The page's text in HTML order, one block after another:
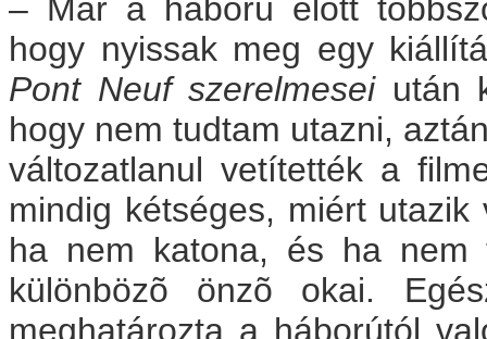
– Már a háború elõtt
hogy nyissak meg egy
Pont Neuf szerelmeseiután
hogy nem tudtam utazni,
változatlanul vetítették a
mindig kétséges, miért
ha nem katona, és ha nem
különbözõ önzõ okai.
meghatározta a háborútól